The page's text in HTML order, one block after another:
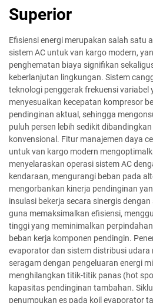
Superior
Efisiensi energi merupakan salah satu
sistem AC untuk van kargo modern,
penghematan biaya signifikan
keberlanjutan lingkungan. Sistem
teknologi penggerak frekuensi variabel
menyesuaikan kecepatan kompresor
pendinginan aktual, sehingga
puluh persen lebih sedikit
konvensional. Fitur manajemen daya
untuk van kargo modern
menyelaraskan operasi sistem AC
kendaraan, mengurangi beban pada
mengorbankan kinerja pendinginan
insulasi bekerja secara sinergis
guna memaksimalkan efisiensi,
tinggi yang meminimalkan
beban kerja komponen pendingin.
evaporator dan sistem distribusi
seragam dengan pengeluaran energi
menghilangkan titik-titik panas (hot
kapasitas pendinginan tambahan.
penumpukan es pada koil evaporator